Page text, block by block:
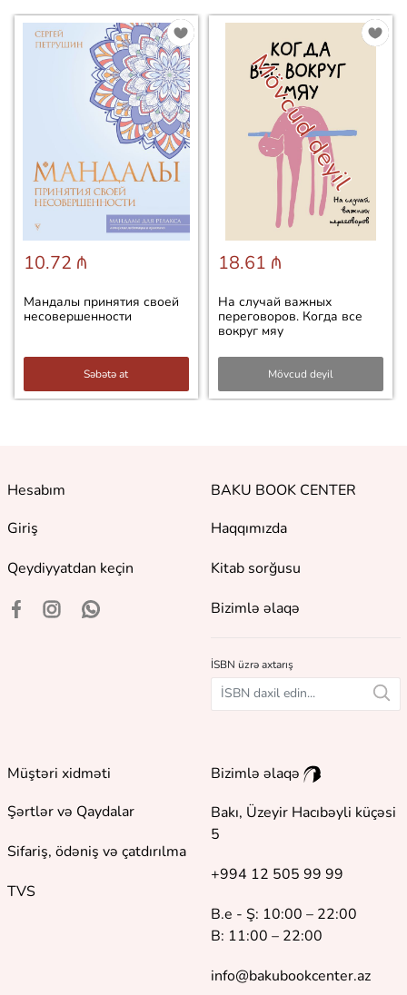
10.72 ₼
Мандалы принятия своей
несовершенности
Səbətə at
Mövcud deyil
18.61 ₼
На случай важных
переговоров. Когда все
вокруг мяу
Mövcud deyil
Hesabım
Giriş
Qeydiyyatdan keçin
BAKU BOOK CENTER
Haqqımızda
Kitab sorğusu
Bizimlə əlaqə
İSBN üzrə axtarış
Müştəri xidməti
Şərtlər və Qaydalar
Sifariş, ödəniş və çatdırılma
TVS
Bizimlə əlaqə
Bakı, Üzeyir Hacıbəyli küçəsi
5
+994 12 505 99 99
B.e - Ş: 10:00 – 22:00
B: 11:00 – 22:00
info@bakubookcenter.az